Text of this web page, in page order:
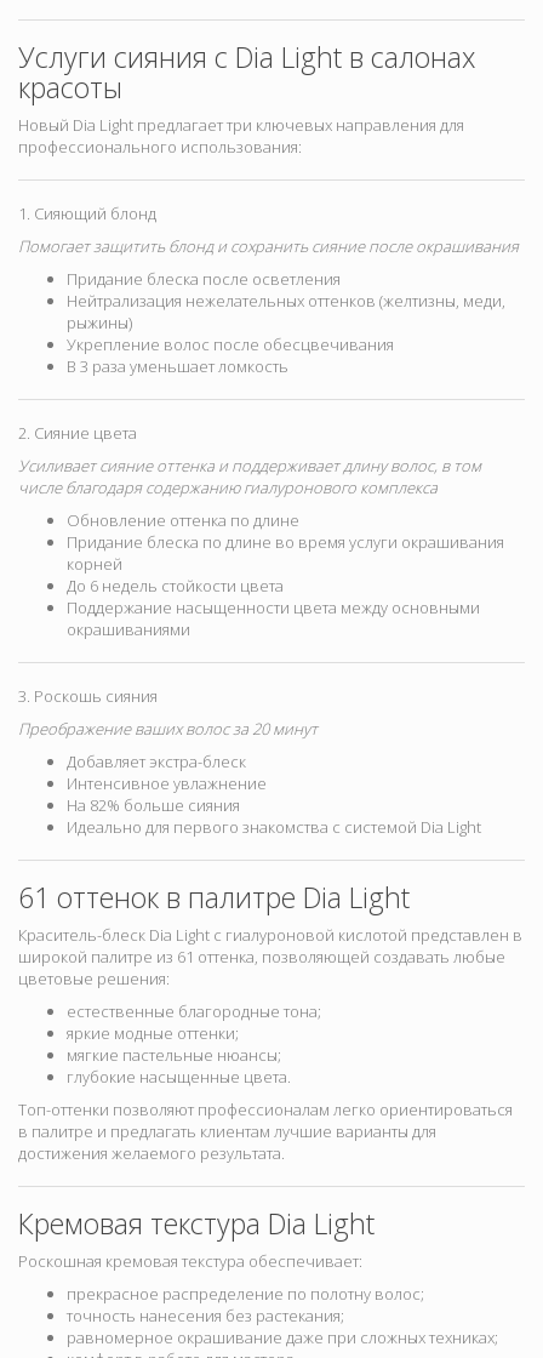
Услуги сияния с Dia Light в салонах
красоты
Новый Dia Light предлагает три ключевых направления для
профессионального использования:
1. Сияющий блонд
Помогает защитить блонд и сохранить сияние после окрашивания
Придание блеска после осветления
Нейтрализация нежелательных оттенков (желтизны, меди,
рыжины)
Укрепление волос после обесцвечивания
В 3 раза уменьшает ломкость
2. Сияние цвета
Усиливает сияние оттенка и поддерживает длину волос, в том
числе благодаря содержанию гиалуронового комплекса
Обновление оттенка по длине
Придание блеска по длине во время услуги окрашивания
корней
До 6 недель стойкости цвета
Поддержание насыщенности цвета между основными
окрашиваниями
3. Роскошь сияния
Преображение ваших волос за 20 минут
Добавляет экстра-блеск
Интенсивное увлажнение
На 82% больше сияния
Идеально для первого знакомства с системой Dia Light
61 оттенок в палитре Dia Light
Краситель-блеск Dia Light с гиалуроновой кислотой представлен в
широкой палитре из 61 оттенка, позволяющей создавать любые
цветовые решения:
естественные благородные тона;
яркие модные оттенки;
мягкие пастельные нюансы;
глубокие насыщенные цвета.
Топ-оттенки позволяют профессионалам легко ориентироваться
в палитре и предлагать клиентам лучшие варианты для
достижения желаемого результата.
Кремовая текстура Dia Light
Роскошная кремовая текстура обеспечивает:
прекрасное распределение по полотну волос;
точность нанесения без растекания;
равномерное окрашивание даже при сложных техниках;